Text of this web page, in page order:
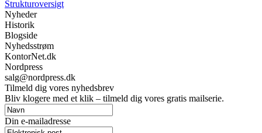
Strukturoversigt
Nyheder
Historik
Blogside
Nyhedsstrøm
KontorNet.dk
Nordpress
salg@nordpress.dk
Tilmeld dig vores nyhedsbrev
Bliv klogere med et klik – tilmeld dig vores gratis mailserie.
Din e-mailadresse